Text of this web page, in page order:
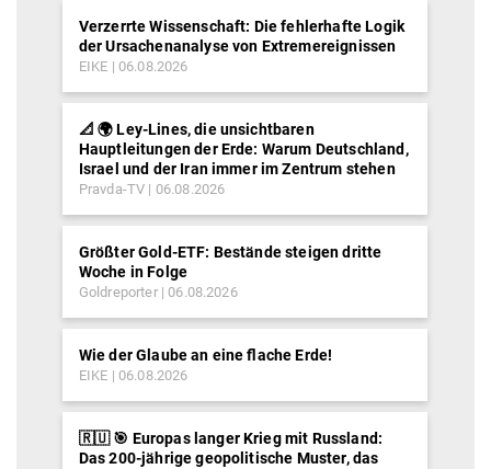
Verzerrte Wissenschaft: Die fehlerhafte Logik
der Ursachenanalyse von Extremereignissen
EIKE 06.08.2026
📐 🌍 Ley-Lines, die unsichtbaren
Hauptleitungen der Erde: Warum Deutschland,
Israel und der Iran immer im Zentrum stehen
Pravda-TV 06.08.2026
Größter Gold-ETF: Bestände steigen dritte
Woche in Folge
Goldreporter 06.08.2026
Wie der Glaube an eine flache Erde!
EIKE 06.08.2026
🇷🇺 🎯 Europas langer Krieg mit Russland:
Das 200-jährige geopolitische Muster, das